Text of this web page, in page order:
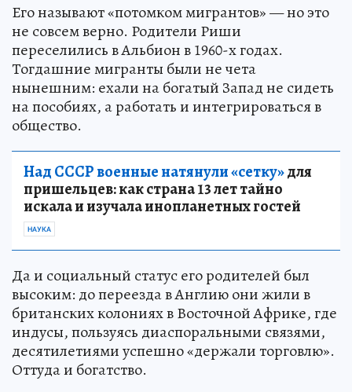
Его называют «потомком мигрантов» — но это
не совсем верно. Родители Риши
переселились в Альбион в 1960-х годах.
Тогдашние мигранты были не чета
нынешним: ехали на богатый Запад не сидеть
на пособиях, а работать и интегрироваться в
общество.
Над СССР военные натянули «сетку»для
пришельцев: как страна 13 лет тайно
искала и изучала инопланетных гостей
НАУКА
Да и социальный статус его родителей был
высоким: до переезда в Англию они жили в
британских колониях в Восточной Африке, где
индусы, пользуясь диаспоральными связями,
десятилетиями успешно «держали торговлю».
Оттуда и богатство.